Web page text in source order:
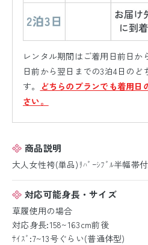
レンタル期間はご着用日前日か
日前から翌日までの3泊4日の
す。
どちらのプランでも着用日
さい。
商品説明
大人女性袴(単品)ﾘﾊﾞｰｼﾌﾞﾙ半幅帯
対応可能身長・サイズ
草履使用の場合
対応身長:158~163cm前後
ｻｲｽﾞ:7~13号ぐらい(普通体型)